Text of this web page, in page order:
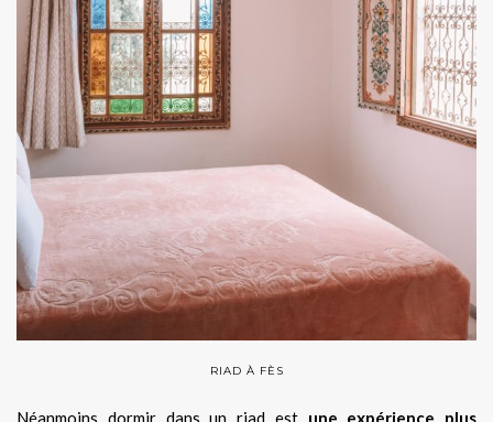
RIAD À FÈS
Néanmoins dormir dans un riad est une expérience plus